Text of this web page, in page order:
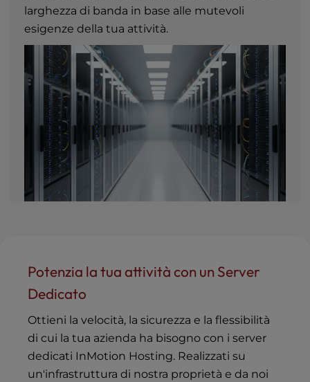
larghezza di banda in base alle mutevoli
esigenze della tua attività.
Potenzia la tua attività con un Server
Dedicato
Ottieni la velocità, la sicurezza e la flessibilità
di cui la tua azienda ha bisogno con i server
dedicati InMotion Hosting. Realizzati su
un'infrastruttura di nostra proprietà e da noi